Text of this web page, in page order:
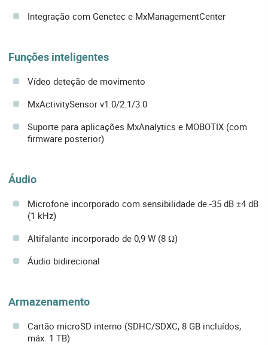
Integração com Genetec e MxManagementCenter
Funções inteligentes
Vídeo deteção de movimento
MxActivitySensor v1.0/2.1/3.0
Suporte para aplicações MxAnalytics e MOBOTIX (com
firmware posterior)
Áudio
Microfone incorporado com sensibilidade de -35 dB ±4 dB
(1 kHz)
Altifalante incorporado de 0,9 W (8 Ω)
Áudio bidirecional
Armazenamento
Cartão microSD interno (SDHC/SDXC, 8 GB incluídos,
máx. 1 TB)